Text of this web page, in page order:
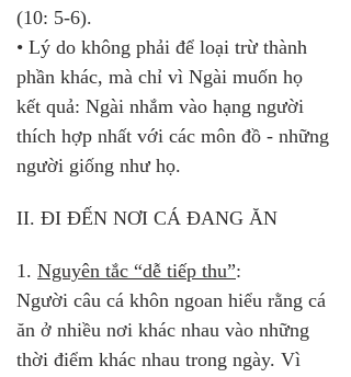
(10: 5-6).
• Lý do không phải để loại trừ thành
phần khác, mà chỉ vì Ngài muốn họ
kết quả: Ngài nhắm vào hạng người
thích hợp nhất với các môn đồ - những
người giống như họ.
II. ĐI ĐẾN NƠI CÁ ĐANG ĂN
1. Nguyên tắc “dễ tiếp thu”:
Người câu cá khôn ngoan hiểu rằng cá
ăn ở nhiều nơi khác nhau vào những
thời điểm khác nhau trong ngày. Vì